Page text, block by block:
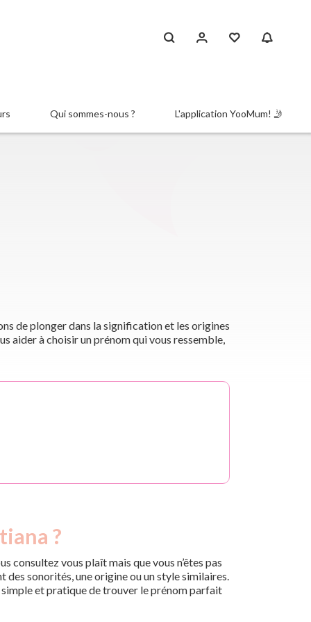
Qui sommes-nous ? L'application YooMum! 🤳
de plonger dans la signification et les origines
aider à choisir un prénom qui vous ressemble,
?
consultez vous plaît mais que vous n’êtes pas
sonorités, une origine ou un style similaires.
et pratique de trouver le prénom parfait